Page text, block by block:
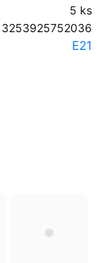
5 ks
3253925752036
E21